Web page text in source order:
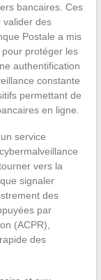
bancaires. Ces
valider des
Postale a mis
protéger les
authentification
constante
permettant de
en ligne.
service
vers la
signaler
des
par
(ACPR),
des